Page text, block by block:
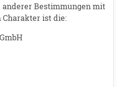
anderer Bestimmungen mit
ist die: